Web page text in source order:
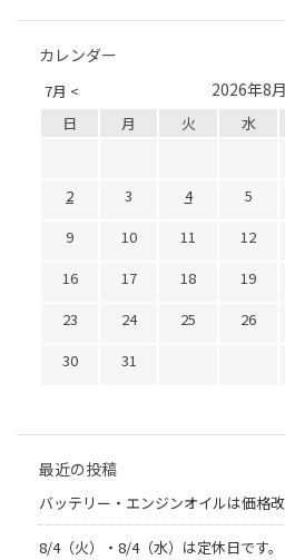
カレンダー
7月 < 2026年8月
日 月 火 水
2
3 4 5
9
10 11 12
16
17 18 19
23
24 25 26
30
31
最近の投稿
バッテリー・エンジンオイルは価格
8/4（火）・8/4（水）は定休日です。